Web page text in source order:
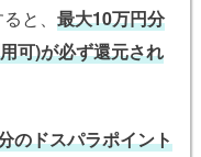
と、 最大10万円分
可)が必ず還元され
のドスパラポイント